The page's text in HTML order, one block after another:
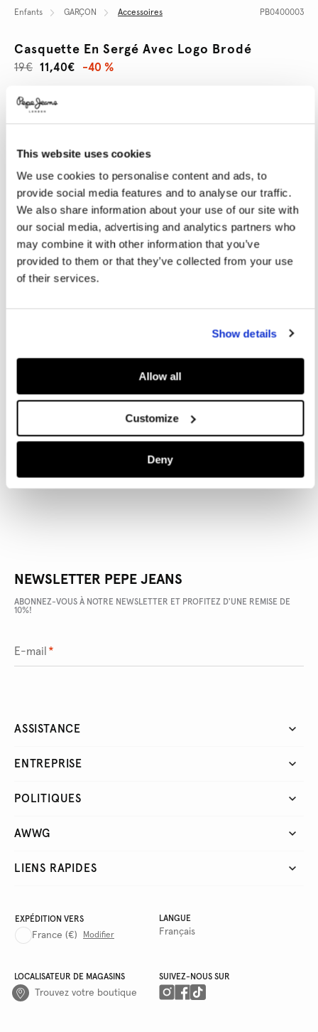
This website uses cookies
We use cookies to personalise content and ads, to
provide social media features and to analyse our traffic.
We also share information about your use of our site with
our social media, advertising and analytics partners who
may combine it with other information that you’ve
provided to them or that they’ve collected from your use
of their services.
Show details
Allow all
Customize
Deny
Enfants GARÇON Accessoires PB0400003
Casquette En Sergé Avec Logo Brodé
11,40€
19€ -40 %
Promotions
Variations
COULEURS:
SÉLECTIONNEZ LA TAILLE:
L
Guide des tailles
Livraison en 3-4 jours ouvrables Livraison gratuite et délai de retours
NEWSLETTER PEPE JEANS
ABONNEZ-VOUS À NOTRE NEWSLETTER ET PROFITEZ D'UNE REMISE DE
10%!
E-mail *
ASSISTANCE
ENTREPRISE
POLITIQUES
AWWG
LIENS RAPIDES
EXPÉDITION VERS
France (€) Modifier
LANGUE
Français
LOCALISATEUR DE MAGASINS
Trouvez votre boutique
SUIVEZ-NOUS SUR